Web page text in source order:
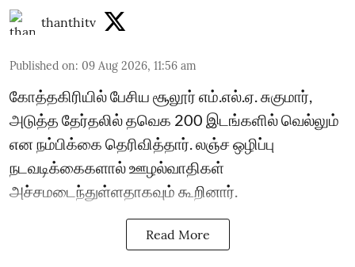
thanthitv
Published on: 09 Aug 2026, 11:56 am
கோத்தகிரியில் பேசிய சூலூர் எம்.எல்.ஏ. சுகுமார்,
அடுத்த தேர்தலில் தவெக 200 இடங்களில் வெல்லும்
என நம்பிக்கை தெரிவித்தார். லஞ்ச ஒழிப்பு
நடவடிக்கைகளால் ஊழல்வாதிகள்
அச்சமடைந்துள்ளதாகவும் கூறினார்.
Read More